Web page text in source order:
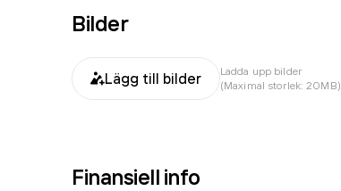
Bilder
Lägg till bilder
Ladda upp bilder
(Maximal storlek: 20MB)
Finansiell info